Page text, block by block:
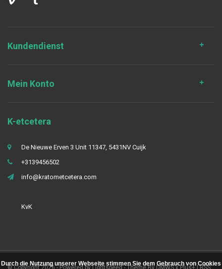
Kundendienst
Mein Konto
K-etcetera
De Nieuwe Erven 3 Unit 11347, 5431NV Cuijk
+3139456502
info@kratometcetera.com
KvK
© Copyright 2026 - Powered byLightspeed- Theme By DMWSxPlus+|RSS
Durch die Nutzung unserer Webseite stimmen Sie dem Gebrauch von Cookies